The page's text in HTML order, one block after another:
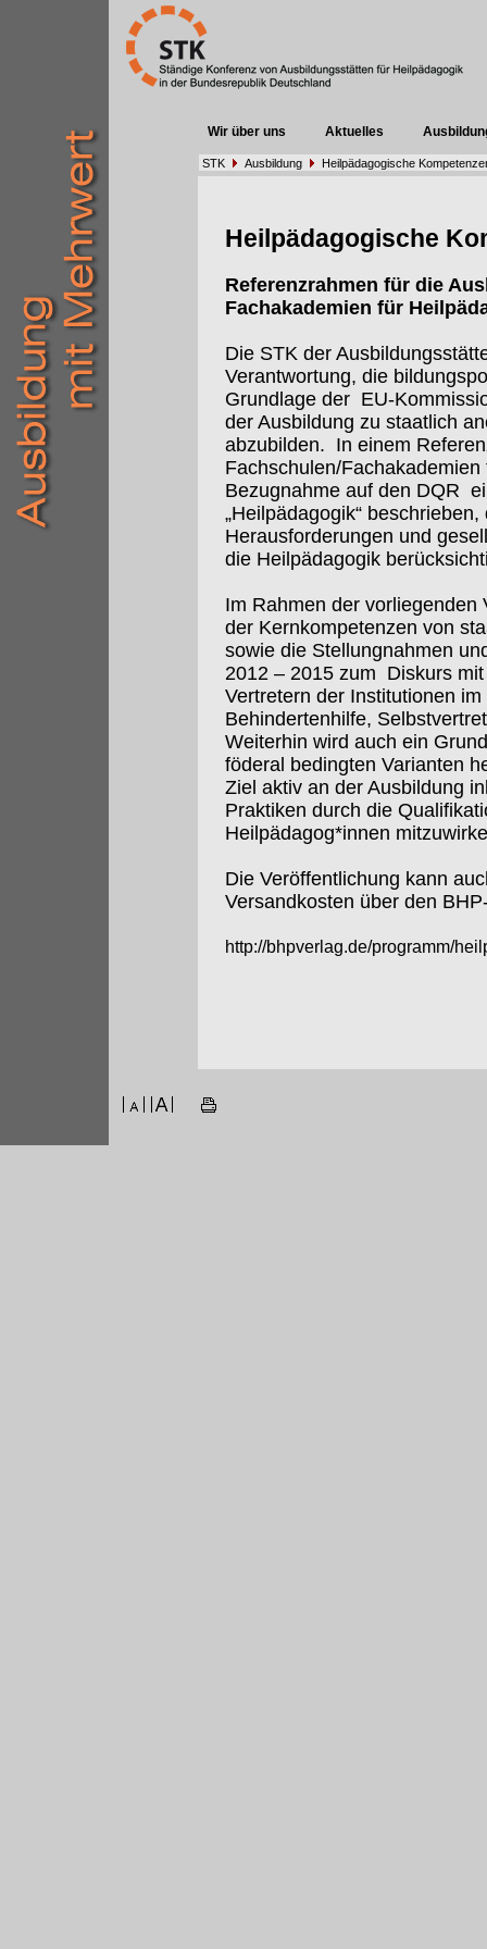
Wir über uns Aktuelles
STK Ausbildung Heilpädagogische
Heilpädagogische
Referenzrahmen für die
Fachakademien für
Die STK der
Verantwortung, die
Grundlage der EU-
der Ausbildung zu staatlich
abzubilden. In einem
Fachschulen/
Bezugnahme auf den DQR
„Heilpädagogik“
Herausforderungen und
die Heilpädagogik
Im Rahmen der
der Kernkompetenzen von
sowie die Stellungnahmen
2012 – 2015 zum Diskurs
Vertretern der Institutionen
Behindertenhilfe,
Weiterhin wird auch ein
föderal bedingten Varianten
Ziel aktiv an der Ausbildung
Praktiken durch die
Heilpädagog*innen
Die Veröffentlichung kann
Versandkosten über den
http://bhpverlag.de/programm/